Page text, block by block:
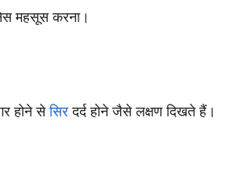
महसूस करना।
होने सेसिरदर्द होने जैसे लक्षण दिखते हैं।